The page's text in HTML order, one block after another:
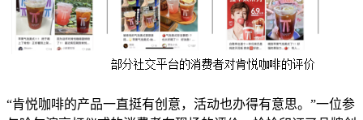
“肯悦咖啡的产品一直挺有创意，活动也办得有意思。”一位参